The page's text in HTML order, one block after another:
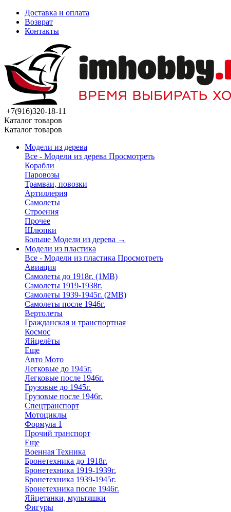
Доставка и оплата
Возврат
Контакты
+7(916)320-18-11
Каталог товаров
Каталог товаров
Модели из дерева
Все - Модели из дерева Просмотреть
Корабли
Паровозы
Трамваи, повозки
Артиллерия
Самолеты
Строения
Прочее
Шлюпки
Больше Модели из дерева →
Модели из пластика
Все - Модели из пластика Просмотреть
Авиация
Самолеты до 1918г. (1МВ)
Самолеты 1919-1938г.
Самолеты 1939-1945г. (2МВ)
Самолеты после 1946г.
Вертолеты
Гражданская и транспортная
Космос
Яйцелёты
Еще
Авто Мото
Легковые до 1945г.
Легковые после 1946г.
Грузовые до 1945г.
Грузовые после 1946г.
Спецтранспорт
Мотоциклы
Формула 1
Прочий транспорт
Еще
Военная Техника
Бронетехника до 1918г.
Бронетехника 1919-1939г.
Бронетехника 1939-1945г.
Бронетехника после 1946г.
Яйцетанки, мультяшки
Фигуры